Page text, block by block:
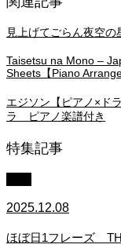
見上げてごらん夜空
Taisetsu na Mono –
Sheets【Piano
エジソン【ピアノ×ド
ラ ピアノ楽譜付き
特集記事
2025.12.08
ほぼ日1フレーズ